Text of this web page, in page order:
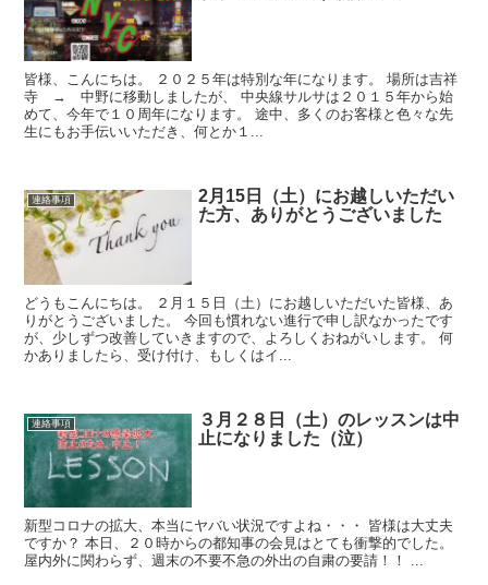
皆様、こんにちは。 ２０２５年は特別な年になります。 場所は吉祥
寺 → 中野に移動しましたが、 中央線サルサは２０１５年から始
めて、今年で１０周年になります。 途中、多くのお客様と色々な先
生にもお手伝いいただき、何とか１...
連絡事項
2月15日（土）にお越しいただい
た方、ありがとうございました
どうもこんにちは。 ２月１５日（土）にお越しいただいた皆様、あ
りがとうございました。 今回も慣れない進行で申し訳なかったです
が、少しずつ改善していきますので、よろしくおねがいします。 何
かありましたら、受け付け、もしくはイ...
連絡事項
３月２８日（土）のレッスンは中
止になりました（泣）
新型コロナの拡大、本当にヤバい状況ですよね・・・ 皆様は大丈夫
ですか？ 本日、２０時からの都知事の会見はとても衝撃的でした。
屋内外に関わらず、週末の不要不急の外出の自粛の要請！！ ...